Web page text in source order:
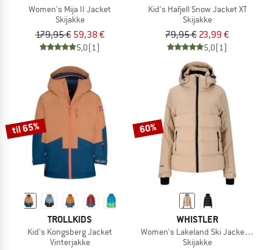
Women's Mija II Jacket
Skijakke
179,95 € 59,38 €
5,0(1)
Kid's Hafjell Snow Jacket XT
Skijakke
79,95 € 23,99 €
5,0(1)
til 65%
TROLLKIDS
Kid's Kongsberg Jacket
Vinterjakke
60%
WHISTLER
Women's Lakeland Ski Jacket W-
Skijakke